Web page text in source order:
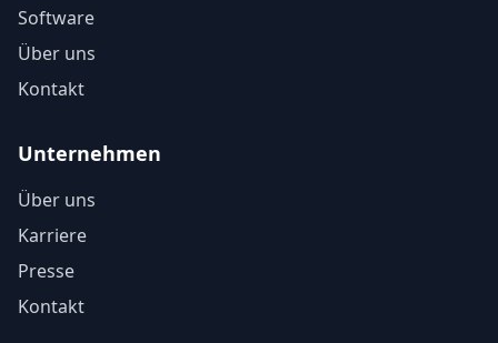
Software
Über uns
Kontakt
Unternehmen
Über uns
Karriere
Presse
Kontakt